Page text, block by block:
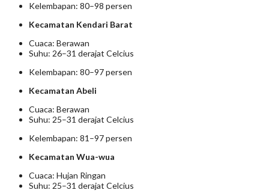
Kelembapan: 80–98 persen
Kecamatan Kendari Barat
Cuaca: Berawan
Suhu: 26–31 derajat Celcius
Kelembapan: 80–97 persen
Kecamatan Abeli
Cuaca: Berawan
Suhu: 25–31 derajat Celcius
Kelembapan: 81–97 persen
Kecamatan Wua-wua
Cuaca: Hujan Ringan
Suhu: 25–31 derajat Celcius